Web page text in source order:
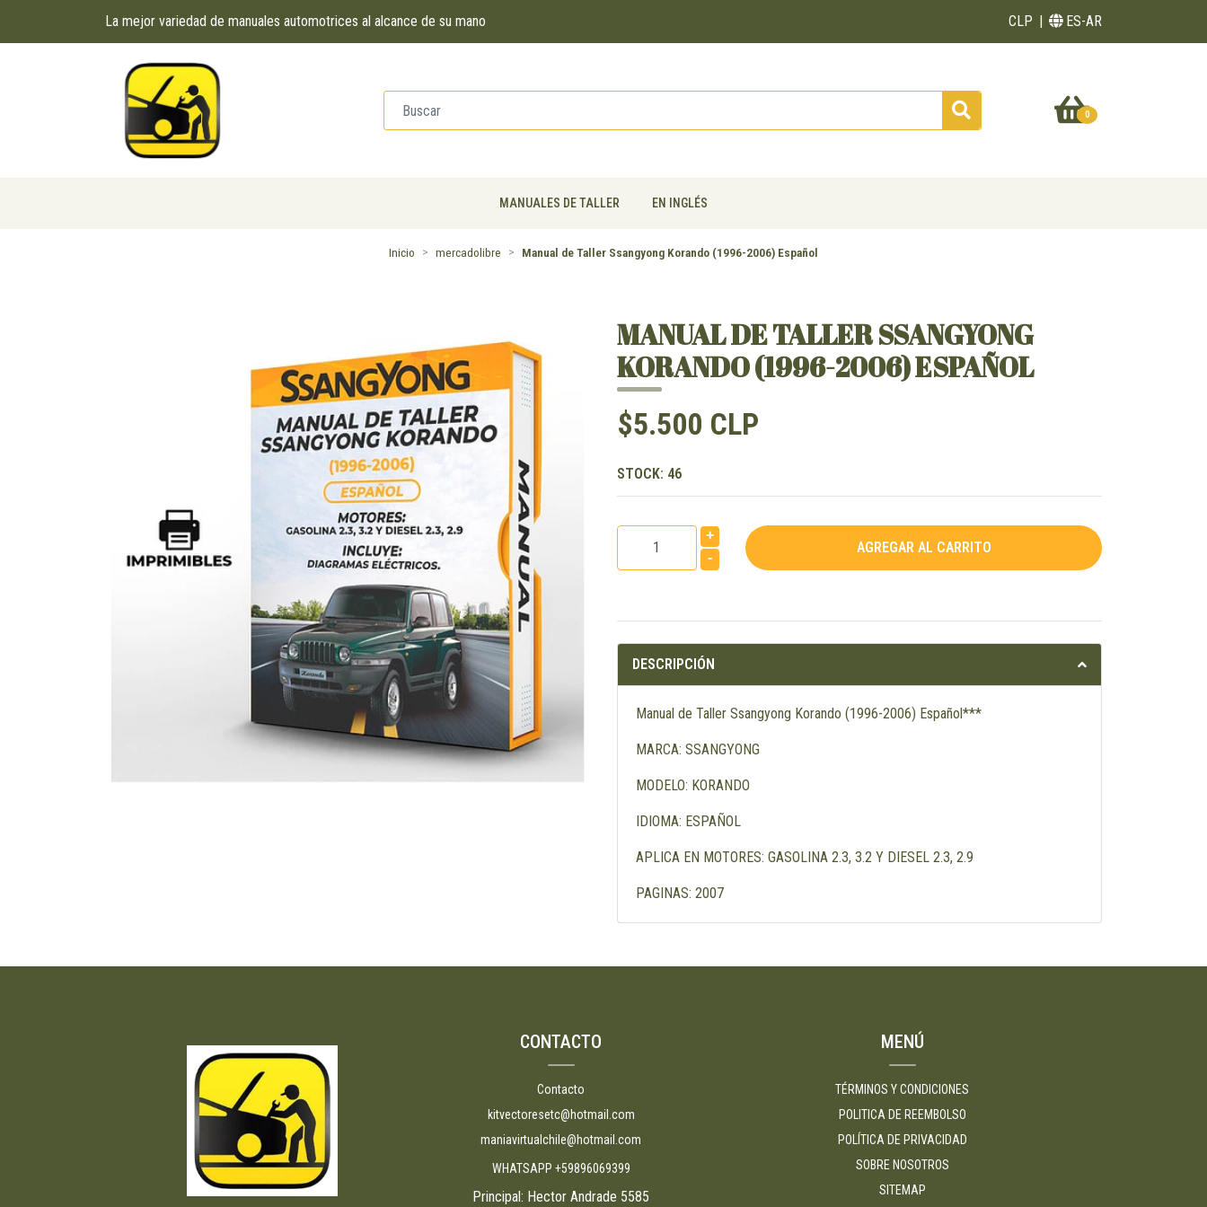
La mejor variedad de manuales automotrices al alcance de su mano CLP ES-AR
0
MANUALES DE TALLER EN INGLÉS
Inicio mercadolibre Manual de Taller Ssangyong Korando (1996-2006) Español
MANUAL DE TALLER SSANGYONG
KORANDO (1996-2006) ESPAÑOL
$5.500 CLP
STOCK: 46
+
-
DESCRIPCIÓN
Manual de Taller Ssangyong Korando (1996-2006) Español***
MARCA: SSANGYONG
MODELO: KORANDO
IDIOMA: ESPAÑOL
APLICA EN MOTORES: GASOLINA 2.3, 3.2 Y DIESEL 2.3, 2.9
PAGINAS: 2007
CONTACTO
Contacto
kitvectoresetc@hotmail.com
maniavirtualchile@hotmail.com
WHATSAPP +59896069399
Principal: Hector Andrade 5585
MENÚ
TÉRMINOS Y CONDICIONES
POLITICA DE REEMBOLSO
POLÍTICA DE PRIVACIDAD
SOBRE NOSOTROS
SITEMAP